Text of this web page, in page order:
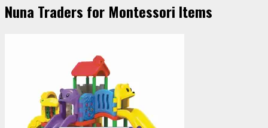
Nuna Traders for Montessori Items